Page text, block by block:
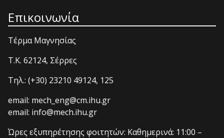
Επικοινωνία
Τέρμα Μαγνησίας
T.K. 62124, Σέρρες
Τηλ.: (+30) 23210 49124, 125
email: mech_eng@cm.ihu.gr
email: info@mech.ihu.gr
Ώρες εξυπηρέτησης φοιτητών: Καθημερινά: 11:00 –